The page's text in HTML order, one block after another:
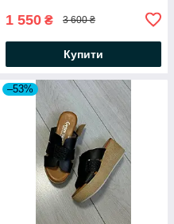
1 550 ₴ 3 600 ₴
Купити
–53%